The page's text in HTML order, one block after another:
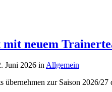
neuem
Juni 2026 inAllgemein
übernehmen zur Saison 2026/27